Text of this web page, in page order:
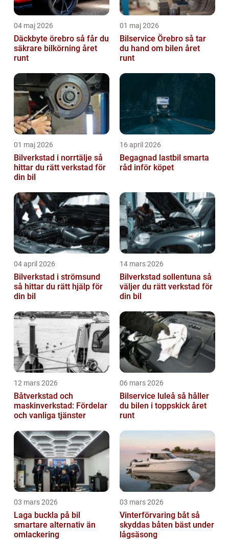
04 maj 2026
Däckbyte örebro så får du
säkrare bilkörning året
runt
01 maj 2026
Bilservice Örebro så tar
du hand om bilen året
runt
01 maj 2026
Bilverkstad i norrtälje så
hittar du rätt verkstad för
din bil
16 april 2026
Begagnad lastbil smarta
råd inför köpet
04 april 2026
Bilverkstad i strömsund
så hittar du rätt hjälp för
din bil
14 mars 2026
Bilverkstad sollentuna så
väljer du rätt verkstad för
din bil
12 mars 2026
Båtverkstad och
maskinverkstad: Fördelar
och vanliga tjänster
06 mars 2026
Bilservice luleå så håller
du bilen i toppskick året
runt
03 mars 2026
Laga buckla på bil
smartare alternativ än
omlackering
03 mars 2026
Vinterförvaring båt så
skyddas båten bäst under
lågsäsong